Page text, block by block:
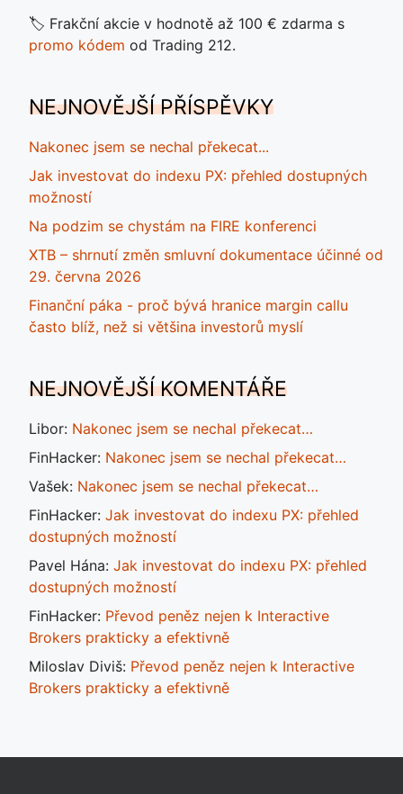
🏷️ Frakční akcie v hodnotě až 100 € zdarma s
promo kódem od Trading 212.
NEJNOVĚJŠÍ PŘÍSPĚVKY
Nakonec jsem se nechal překecat...
Jak investovat do indexu PX: přehled dostupných
možností
Na podzim se chystám na FIRE konferenci
XTB – shrnutí změn smluvní dokumentace účinné od
29. června 2026
Finanční páka - proč bývá hranice margin callu
často blíž, než si většina investorů myslí
NEJNOVĚJŠÍ KOMENTÁŘE
Libor: Nakonec jsem se nechal překecat…
FinHacker: Nakonec jsem se nechal překecat…
Vašek: Nakonec jsem se nechal překecat…
FinHacker: Jak investovat do indexu PX: přehled
dostupných možností
Pavel Hána: Jak investovat do indexu PX: přehled
dostupných možností
FinHacker: Převod peněz nejen k Interactive
Brokers prakticky a efektivně
Miloslav Diviš: Převod peněz nejen k Interactive
Brokers prakticky a efektivně